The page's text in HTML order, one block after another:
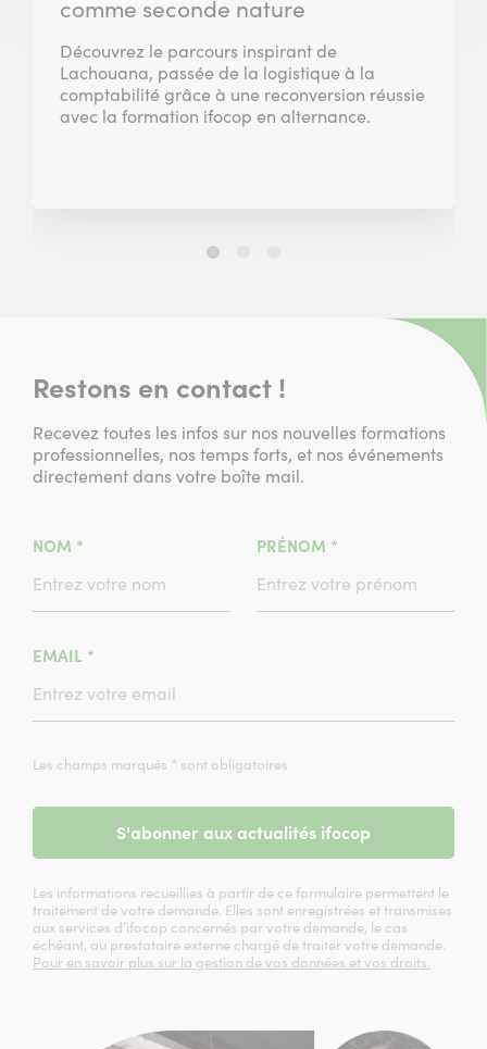
comme seconde nature
Découvrez le parcours inspirant de
Lachouana, passée de la logistique à la
comptabilité grâce à une reconversion réussie
avec la formation ifocop en alternance.
Slide
Restons en contact !
Recevez toutes les infos sur nos nouvelles formations
professionnelles, nos temps forts, et nos événements
directement dans votre boîte mail.
NOM * PRÉNOM *
EMAIL *
Les champs marqués * sont obligatoires
S'abonner aux actualités ifocop
Les informations recueillies à partir de ce formulaire permettent le
traitement de votre demande. Elles sont enregistrées et transmises
aux services d’ifocop concernés par votre demande, le cas
échéant, au prestataire externe chargé de traiter votre demande.
Pour en savoir plus sur la gestion de vos données et vos droits.